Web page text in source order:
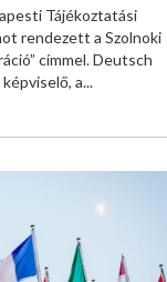
Tájékoztatási
rendezett a Szolnoki
címmel. Deutsch
a...